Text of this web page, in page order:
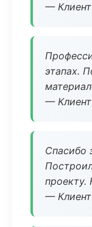
—
этапах.
—
Спасибо
проекту.
—